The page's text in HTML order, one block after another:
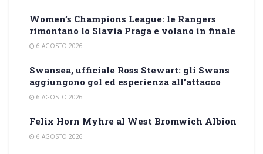
Women’s Champions League: le Rangers
rimontano lo Slavia Praga e volano in finale
6 AGOSTO 2026
Swansea, ufficiale Ross Stewart: gli Swans
aggiungono gol ed esperienza all’attacco
6 AGOSTO 2026
Felix Horn Myhre al West Bromwich Albion
6 AGOSTO 2026